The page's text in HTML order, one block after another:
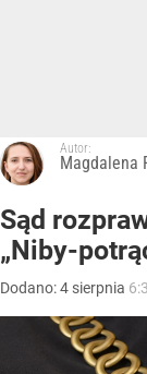
Autor:
Magdalena
Sąd
„Niby-
Dodano:4 sierpnia